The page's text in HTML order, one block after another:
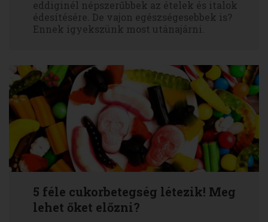
eddiginél népszerűbbek az ételek és italok
édesítésére. De vajon egészségesebbek is?
Ennek igyekszünk most utánajárni.
5 féle cukorbetegség létezik! Meg
lehet őket előzni?